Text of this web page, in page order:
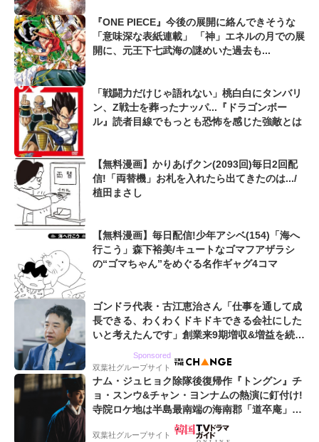
『ONE PIECE』今後の展開に絡んできそうな
「意味深な表紙連載」 「神」エネルの月での展
開に、元王下七武海の謎めいた過去も...
「戦闘力だけじゃ語れない」桃白白にタンバリ
ン、Z戦士を葬ったナッパ...『ドラゴンボー
ル』読者目線でもっとも恐怖を感じた強敵とは
【無料漫画】かりあげクン(2093回)毎日2回配
信!「両替機」お札を入れたら出てきたのは.../
植田まさし
【無料漫画】毎日配信!少年アシベ(154)「海へ
行こう」森下裕美/キュートなゴマフアザラシ
の“ゴマちゃん”をめぐる名作ギャグ4コマ
ゴンドラ代表・古江恵治さん「仕事を通して成
長できる、わくわくドキドキできる会社にした
いと考えたんです」創業来9期増収&増益を続け
Sponsored
双葉社グループサイト
ナム・ジュヒョク除隊後復帰作『トングン』チ
ョ・スンウ&チャン・ヨンナムの熱演に釘付け!
寺院ロケ地は半島最南端の海南郡「道卒庵」
【韓ドラから始める韓国旅行】
双葉社グループサイト